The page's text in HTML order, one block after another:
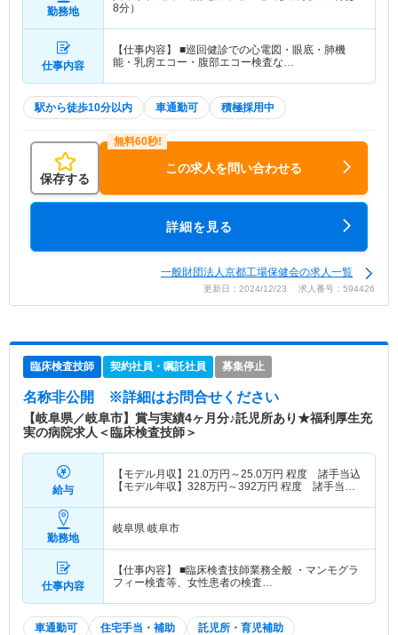
勤務地
8分）
仕事内容
【仕事内容】 ■巡回健診での心電図・眼底・肺機
能・乳房エコー・腹部エコー検査な…
駅から徒歩10分以内 車通勤可 積極採用中
保存する
この求人を問い合わせる
詳細を見る
一般財団法人京都工場保健会の求人一覧
更新日：2024/12/23 求人番号：594426
臨床検査技師 契約社員・嘱託社員 募集停止
名称非公開 ※詳細はお問合せください
【岐阜県／岐阜市】賞与実績4ヶ月分♪託児所あり★福利厚生充
実の病院求人＜臨床検査技師＞
給与
【モデル月収】 21.0万円～25.0万円 程度 諸手当込
【モデル年収】 328万円～392万円 程度 諸手当・
勤務地
岐阜県 岐阜市
仕事内容
【仕事内容】 ■臨床検査技師業務全般 ・マンモグラ
フィー検査等、女性患者の検査…
車通勤可 住宅手当・補助 託児所・育児補助